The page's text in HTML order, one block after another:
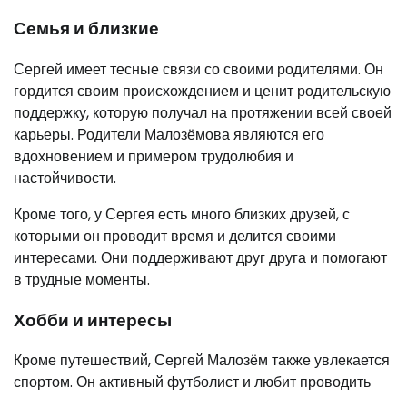
Семья и близкие
Сергей имеет тесные связи со своими родителями. Он
гордится своим происхождением и ценит родительскую
поддержку, которую получал на протяжении всей своей
карьеры. Родители Малозёмова являются его
вдохновением и примером трудолюбия и
настойчивости.
Кроме того, у Сергея есть много близких друзей, с
которыми он проводит время и делится своими
интересами. Они поддерживают друг друга и помогают
в трудные моменты.
Хобби и интересы
Кроме путешествий, Сергей Малозём также увлекается
спортом. Он активный футболист и любит проводить